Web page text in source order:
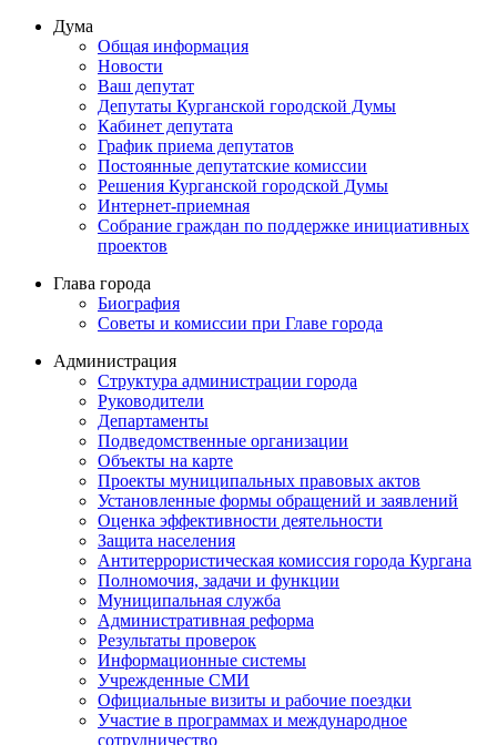
Дума
Общая информация
Новости
Ваш депутат
Депутаты Курганской городской Думы
Кабинет депутата
График приема депутатов
Постоянные депутатские комиссии
Решения Курганской городской Думы
Интернет-приемная
Собрание граждан по поддержке инициативных
проектов
Глава города
Биография
Советы и комиссии при Главе города
Администрация
Структура администрации города
Руководители
Департаменты
Подведомственные организации
Объекты на карте
Проекты муниципальных правовых актов
Установленные формы обращений и заявлений
Оценка эффективности деятельности
Защита населения
Антитеррористическая комиссия города Кургана
Полномочия, задачи и функции
Муниципальная служба
Административная реформа
Результаты проверок
Информационные системы
Учрежденные СМИ
Официальные визиты и рабочие поездки
Участие в программах и международное
сотрудничество